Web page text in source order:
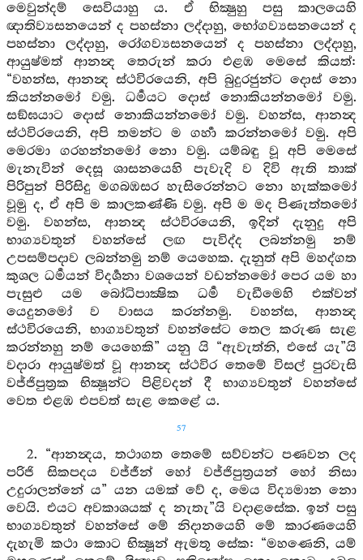
මෙවුන්දම් සෙවියාහු ය. ඒ භික්‍ෂුහු පසු කාලයෙහි
ඥාතිව්‍යසනයෙන් ද පහස්නා ලද්දාහු, භෝගව්‍යසනයෙන් ද
පහස්නා ලද්දාහු, රෝගව්‍යසනයෙන් ද පහස්නා ලද්දාහු,
ආයුෂ්මත් ආනන්‍ද තෙරුන් කරා එළඹ මෙසේ කියත්:
“වහන්ස, ආනන්‍ද ස්ථවිරයෙනි, අපි බුදුරජුන්ට දොස් නො
කියන්නමෝ වමු. ධර්‍මයට දොස් නොකියන්නමෝ වමු.
සඞ්ඝයාට දොස් නොකියන්නමෝ වමු. වහන්ස, ආනන්‍ද
ස්ථවිරයෙනි, අපි තමන්ට ම ගර්‍හා කරන්නමෝ වමු. අපි
මෙරමා ගරහන්නමෝ නො වමු. යම්බඳු වූ අපි මෙසේ
මැනැවින් දෙසූ ශාසනයෙහි පැවැදි ව දිවි ඇති තාක්
පිරිපුන් පිරිසිදු මගබඹසර හැසිරෙන්නට නො හැක්කමෝ
වූමු ද, ඒ අපි ම කාලකණ්ණි වමු. අපි ම මද පිණැත්තමෝ
වමු. වහන්ස, ආනන්‍ද ස්ථවිරයෙනි, ඉදින් දැනුදු අපි
භාග්‍යවතුන් වහන්සේ ලඟ පැවිද්ද ලබන්නමු නම්
උපසම්පදාව ලබන්නමු නම් යෙහෙක. දැනුත් අපි මහද්ගත
කුශල ධර්‍මයන් විදර්‍ශනා වශයෙන් වඩන්නමෝ පෙර යම හා
පැසුළු යම බෝධිපාක්‍ෂික ධර්‍ම වැඩීමෙහි එක්වන්
යෙදුනමෝ ව වාසය කරන්නමු. වහන්ස, ආනන්‍ද
ස්ථවිරයෙනි, භාග්‍යවතුන් වහන්සේට තෙල කරුණ සැළ
කරන්නහු නම් යෙහෙකි” යනු යි “ඇවැත්නි, එසේ යැ”යි
වදාරා ආයුෂ්මත් වූ ආනන්‍ද ස්ථවිර තෙමේ විසල් පුරවැසි
වජ්ජිපුත්‍රක භික්‍ෂූන්ට පිළිවදන් දී භාග්‍යවතුන් වහන්සේ
වෙත එළඹ එපවත් සැළ කෙළේ ය.
57
2. “ආනන්‍දය, තථාගත තෙමේ සව්වන්ට පණවන ලද
පරිජි සිකපදය වජ්ජීන් හෝ වජ්ජිපුත්‍රයන් හෝ නිසා
උදුරාලන්නේ ය” යන යමක් වේ ද, මෙය විද්‍යමාන නො
වෙයි. එයට අවකාශයක් ද නැතැ”යි වදාළසේක. ඉන් පසු
භාග්‍යවතුන් වහන්සේ මේ නිදානයෙහි මේ කාරණයෙහි
දැහැමි කථා කොට භික්‍ෂූන් ඇමතූ සේක: “මහණෙනි, යම්